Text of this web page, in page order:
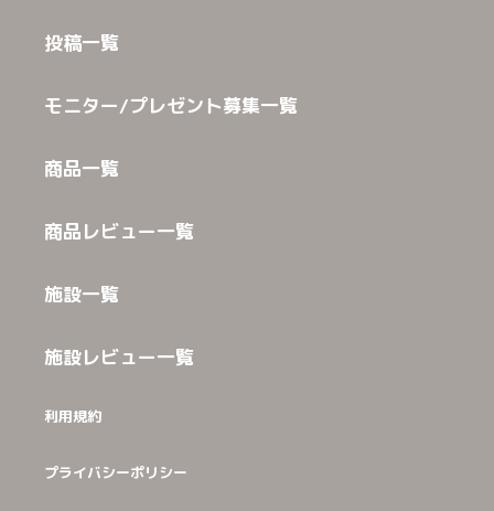
投稿一覧
モニター/プレゼント募集一覧
商品一覧
商品レビュー一覧
施設一覧
施設レビュー一覧
利用規約
プライバシーポリシー